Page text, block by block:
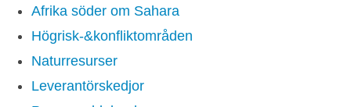
Afrika söder om Sahara
Högrisk-&konfliktområden
Naturresurser
Leverantörskedjor